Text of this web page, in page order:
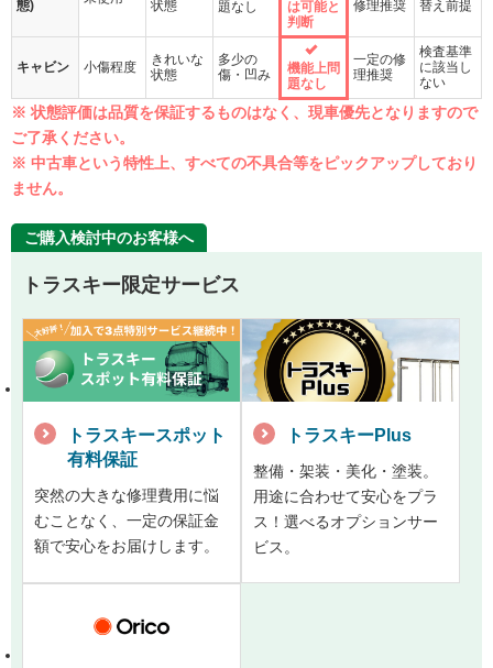
態) 状態 題なし
は可能と
判断
修理推奨 替え前提
キャビン 小傷程度
きれいな
状態
多少の
傷・凹み
機能上問
題なし
一定の修
理推奨
検査基準
に該当し
ない
※ 状態評価は品質を保証するものはなく、現車優先となりますので
ご了承ください。
※ 中古車という特性上、すべての不具合等をピックアップしており
ません。
ご購入検討中のお客様へ
トラスキー限定サービス
トラスキースポット
有料保証
突然の大きな修理費用に悩
むことなく、一定の保証金
額で安心をお届けします。
トラスキーPlus
整備・架装・美化・塗装。
用途に合わせて安心をプラ
ス！選べるオプションサー
ビス。